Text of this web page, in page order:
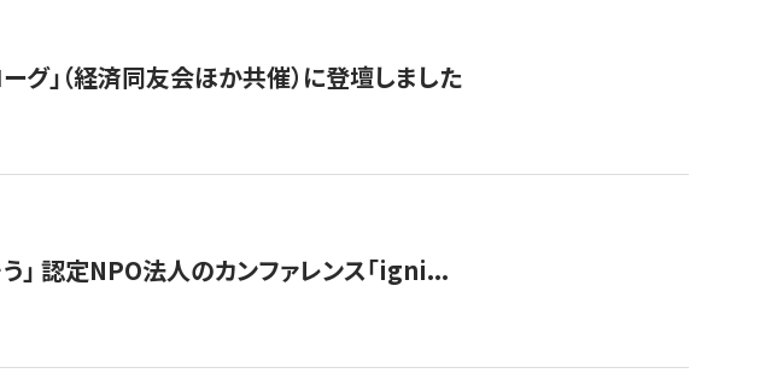
グ」（経済同友会ほか共催）に登壇しました
」 認定NPO法人のカンファレンス「igni...